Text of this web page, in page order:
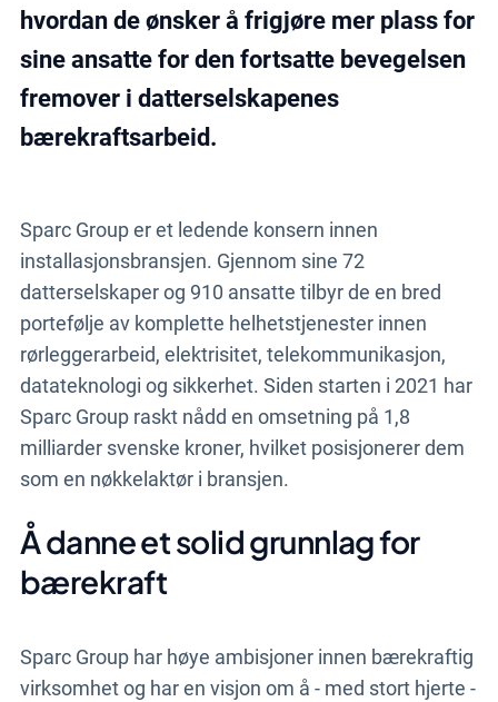
hvordan de ønsker å frigjøre mer plass for
sine ansatte for den fortsatte bevegelsen
fremover i datterselskapenes
bærekraftsarbeid.
Sparc Group er et ledende konsern innen
installasjonsbransjen. Gjennom sine 72
datterselskaper og 910 ansatte tilbyr de en bred
portefølje av komplette helhetstjenester innen
rørleggerarbeid, elektrisitet, telekommunikasjon,
datateknologi og sikkerhet. Siden starten i 2021 har
Sparc Group raskt nådd en omsetning på 1,8
milliarder svenske kroner, hvilket posisjonerer dem
som en nøkkelaktør i bransjen.
Å danne et solid grunnlag for
bærekraft
Sparc Group har høye ambisjoner innen bærekraftig
virksomhet og har en visjon om å - med stort hjerte -